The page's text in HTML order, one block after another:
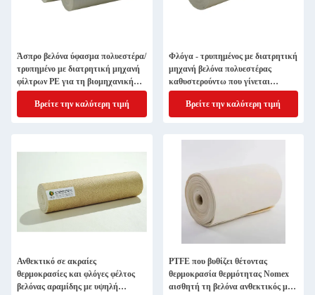
Άσπρο βελόνα ύφασμα πολυεστέρα/
τρυπημένο με διατρητική μηχανή
φίλτρων PE για τη βιομηχανική
διήθηση
Βρείτε την καλύτερη τιμή
Φλόγα - τρυπημένος με διατρητική
μηχανή βελόνα πολυεστέρας
καθυστερούντω που γίνεται
αισθητός για τη βιομηχανική
διήθησηΒρείτε την καλύτερη τιμή
Ανθεκτικό σε ακραίες
θερμοκρασίες και φλόγες φέλτος
βελόνας αραμίδης με υψηλή
PTFE που βυθίζει θέτοντας
θερμοκρασία θερμότητας Nomex
αισθητή τη βελόνα ανθεκτικός μη